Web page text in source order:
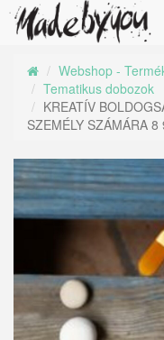
Webshop -
Tematikus dobozok
KREATÍV
SZEMÉLY SZÁMÁRA 8